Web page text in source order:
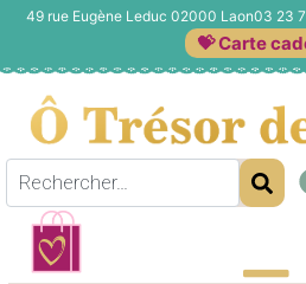
49 rue Eugène Leduc 02000 Laon03 23
💝 Carte